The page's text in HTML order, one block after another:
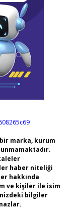
marka, kurum
haber niteliği
hakkında
ve kişiler ile isim
bilgiler